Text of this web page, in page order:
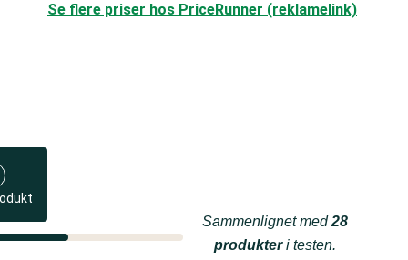
Se flere priser hos PriceRunner (reklamelink)
Sammenlignet med28
produkteri testen.